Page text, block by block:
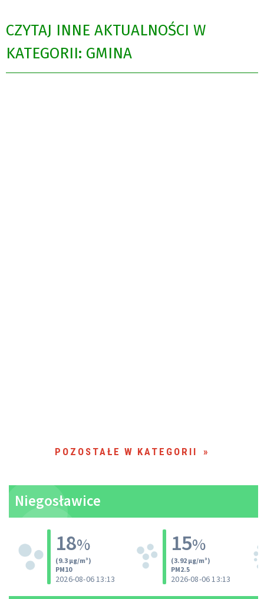
CZYTAJ INNE AKTUALNOŚCI W
KATEGORII: GMINA
POZOSTAŁE W KATEGORII